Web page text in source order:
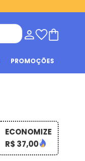
PROMOÇÕES
ECONOMIZE
R$ 37,00